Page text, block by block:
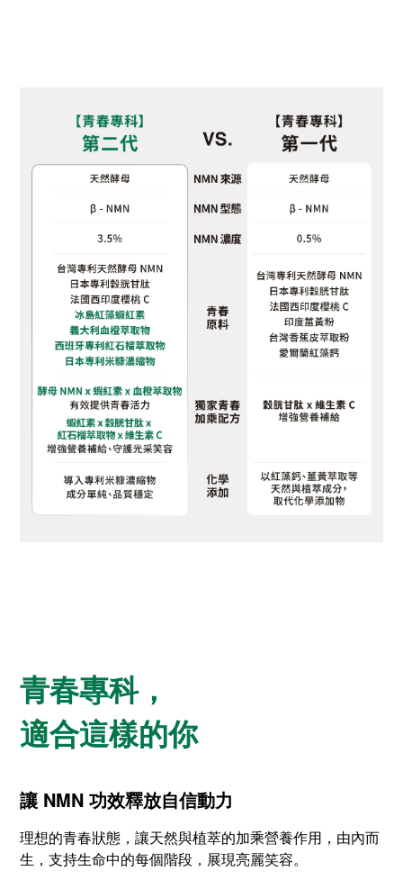
青春專科，
適合這樣的你
讓 NMN 功效釋放自信動力
理想的青春狀態，讓天然與植萃的加乘營養作用，由內而
生，支持生命中的每個階段，展現亮麗笑容。